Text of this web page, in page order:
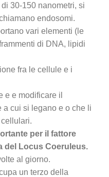
30-150 nanometri, si
endosomi.
vari elementi (le
di DNA, lipidi
fra le cellule e i
e e modificare il
a cui si legano e o che li
per il fattore
del Locus Coeruleus.
al giorno.
un terzo della